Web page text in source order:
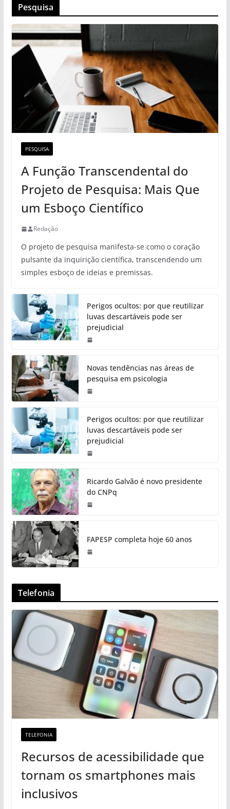
Pesquisa
PESQUISA
A Função Transcendental do
Projeto de Pesquisa: Mais Que
um Esboço Científico
Redação
O projeto de pesquisa manifesta-se como o coração
pulsante da inquirição científica, transcendendo um
simples esboço de ideias e premissas.
Perigos ocultos: por que reutilizar
luvas descartáveis pode ser
prejudicial
Novas tendências nas áreas de
pesquisa em psicologia
Perigos ocultos: por que reutilizar
luvas descartáveis pode ser
prejudicial
Ricardo Galvão é novo presidente
do CNPq
FAPESP completa hoje 60 anos
Telefonia
TELEFONIA
Recursos de acessibilidade que
tornam os smartphones mais
inclusivos